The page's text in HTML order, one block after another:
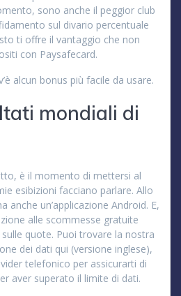
sono anche il peggior club
sul divario percentuale
ti offre il vantaggio che non
con Paysafecard.
alcun bonus più facile da usare.
mondiali di
è il momento di mettersi al
esibizioni facciano parlare. Allo
anche un’applicazione Android. E,
alle scommesse gratuite
quote. Puoi trovare la nostra
dei dati qui (versione inglese),
telefonico per assicurarti di
aver superato il limite di dati.